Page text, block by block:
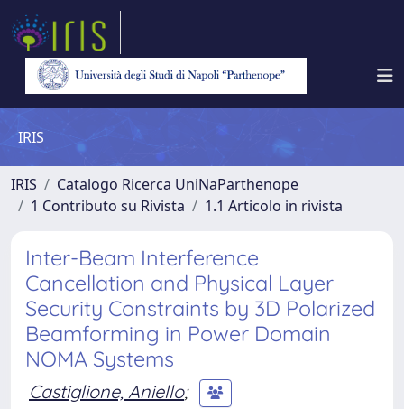
IRIS
IRIS
Catalogo Ricerca UniNaParthenope
1 Contributo su Rivista
1.1 Articolo in rivista
Inter-Beam Interference
Cancellation and Physical Layer
Security Constraints by 3D Polarized
Beamforming in Power Domain
NOMA Systems
Castiglione, Aniello;